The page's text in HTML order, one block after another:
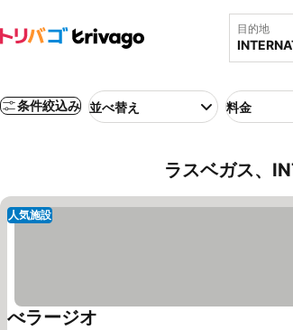
目的地
条件絞込み 並べ替え 料金
ラスベガス、
人気施設
べラージオ